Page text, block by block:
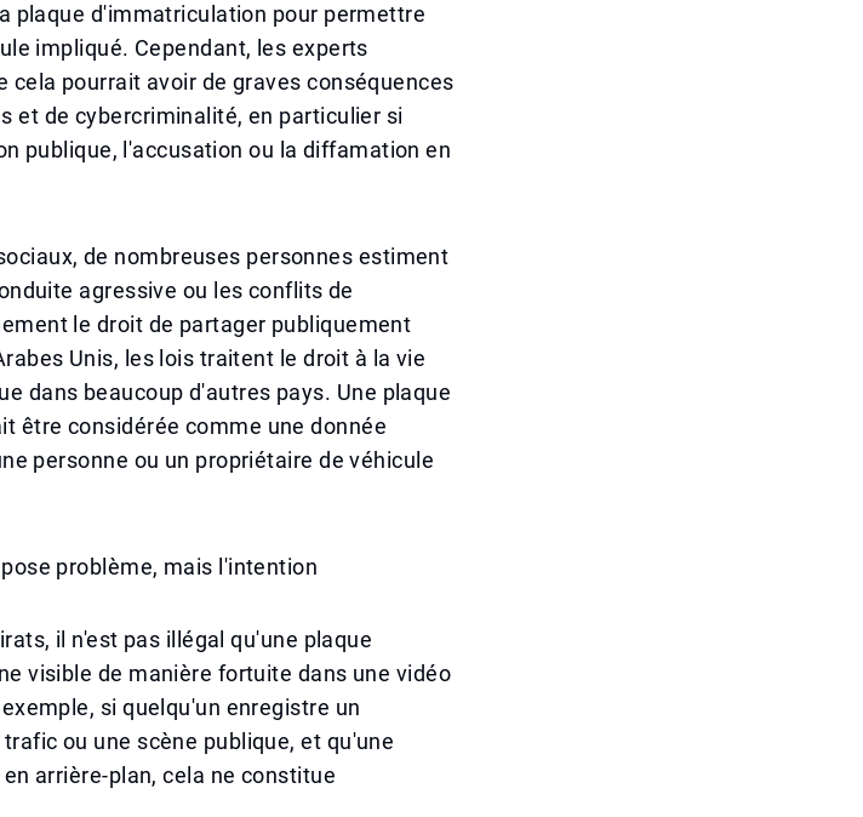
plaque d'immatriculation pour permettre
impliqué. Cependant, les experts
pourrait avoir de graves conséquences
et de cybercriminalité, en particulier si
publique, l'accusation ou la diffamation en
de nombreuses personnes estiment
agressive ou les conflits de
le droit de partager publiquement
Unis, les lois traitent le droit à la vie
dans beaucoup d'autres pays. Une plaque
être considérée comme une donnée
personne ou un propriétaire de véhicule
problème, mais l'intention
il n'est pas illégal qu'une plaque
visible de manière fortuite dans une vidéo
si quelqu'un enregistre un
ou une scène publique, et qu'une
arrière-plan, cela ne constitue